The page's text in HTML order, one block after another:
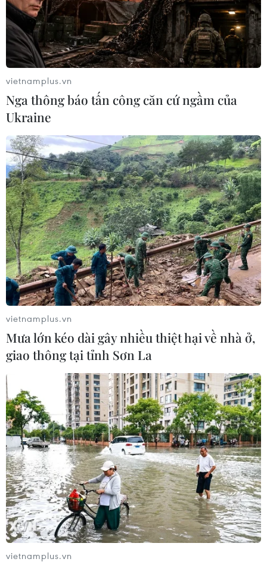
vietnamplus.vn
Nga thông báo tấn công căn cứ ngầm của
Ukraine
vietnamplus.vn
Mưa lớn kéo dài gây nhiều thiệt hại về nhà ở,
giao thông tại tỉnh Sơn La
vietnamplus.vn